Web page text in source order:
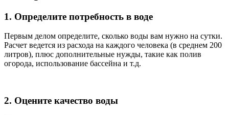
1. Определите потребность в воде
Первым делом определите, сколько воды вам нужно на сутки.
Расчет ведется из расхода на каждого человека (в среднем 200
литров), плюс дополнительные нужды, такие как полив
огорода, использование бассейна и т.д.
2. Оцените качество воды